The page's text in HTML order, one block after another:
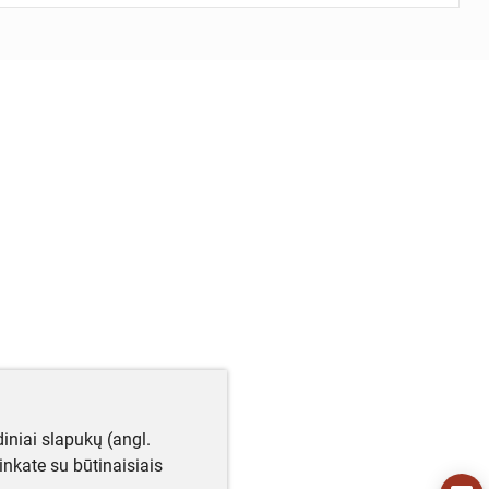
slapukų (angl.
su būtinaisiais